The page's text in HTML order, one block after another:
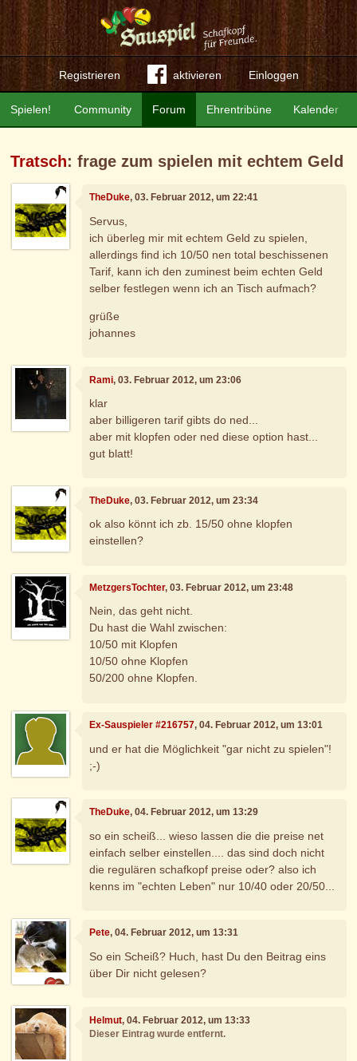
Registrieren aktivieren Einloggen
Community Forum Ehrentribüne Kalender
Spielen!
Tratsch: frage zum spielen mit echtem Geld
TheDuke, 03. Februar 2012, um 22:41
Servus,
ich überleg mir mit echtem Geld zu spielen,
allerdings find ich 10/50 nen total beschissenen
Tarif, kann ich den zuminest beim echten Geld
selber festlegen wenn ich an Tisch aufmach?
grüße
johannes
Rami, 03. Februar 2012, um 23:06
klar
aber billigeren tarif gibts do ned...
aber mit klopfen oder ned diese option hast...
gut blatt!
TheDuke, 03. Februar 2012, um 23:34
ok also könnt ich zb. 15/50 ohne klopfen
einstellen?
MetzgersTochter, 03. Februar 2012, um 23:48
Nein, das geht nicht.
Du hast die Wahl zwischen:
10/50 mit Klopfen
10/50 ohne Klopfen
50/200 ohne Klopfen.
Ex-Sauspieler #216757, 04. Februar 2012, um 13:01
und er hat die Möglichkeit "gar nicht zu spielen"!
;-)
TheDuke, 04. Februar 2012, um 13:29
so ein scheiß... wieso lassen die die preise net
einfach selber einstellen.... das sind doch nicht
die regulären schafkopf preise oder? also ich
kenns im "echten Leben" nur 10/40 oder 20/50...
Pete, 04. Februar 2012, um 13:31
So ein Scheiß? Huch, hast Du den Beitrag eins
über Dir nicht gelesen?
Helmut, 04. Februar 2012, um 13:33
Dieser Eintrag wurde entfernt.